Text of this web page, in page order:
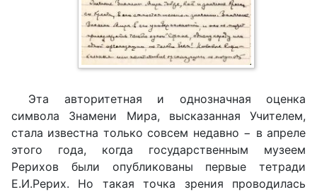
Эта авторитетная и однозначная оценка
символа Знамени Мира, высказанная Учителем,
стала известна только совсем недавно − в апреле
этого года, когда государственным музеем
Рерихов были опубликованы первые тетради
Е.И.Рерих. Но такая точка зрения проводилась